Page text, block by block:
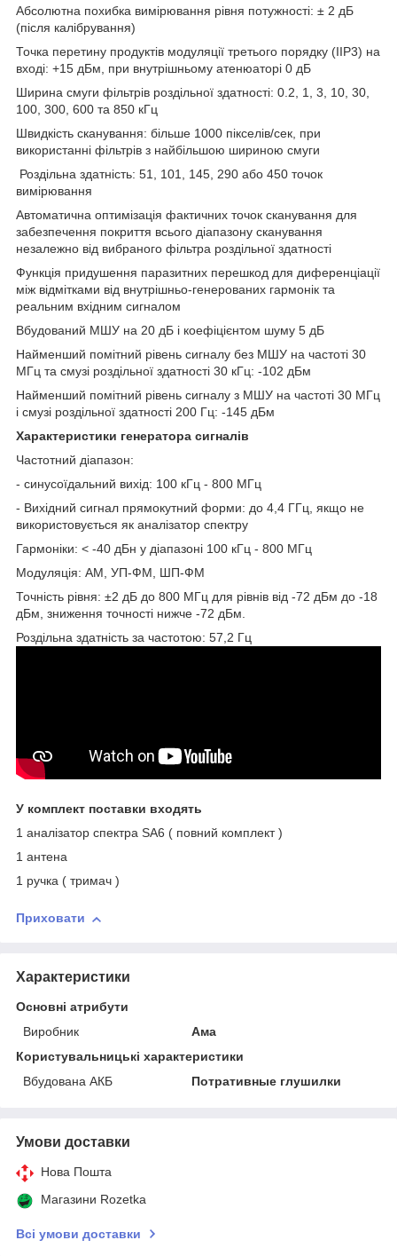
Абсолютна похибка вимірювання рівня потужності: ± 2 дБ
(після калібрування)
Точка перетину продуктів модуляції третього порядку (IIP3) на
вході: +15 дБм, при внутрішньому атенюаторі 0 дБ
Ширина смуги фільтрів роздільної здатності: 0.2, 1, 3, 10, 30,
100, 300, 600 та 850 кГц
Швидкість сканування: більше 1000 пікселів/сек, при
використанні фільтрів з найбільшою шириною смуги
Роздільна здатність: 51, 101, 145, 290 або 450 точок
вимірювання
Автоматична оптимізація фактичних точок сканування для
забезпечення покриття всього діапазону сканування
незалежно від вибраного фільтра роздільної здатності
Функція придушення паразитних перешкод для диференціації
між відмітками від внутрішньо-генерованих гармонік та
реальним вхідним сигналом
Вбудований МШУ на 20 дБ і коефіцієнтом шуму 5 дБ
Найменший помітний рівень сигналу без МШУ на частоті 30
МГц та смузі роздільної здатності 30 кГц: -102 дБм
Найменший помітний рівень сигналу з МШУ на частоті 30 МГц
і смузі роздільної здатності 200 Гц: -145 дБм
Характеристики генератора сигналів
Частотний діапазон:
- синусоїдальний вихід: 100 кГц - 800 МГц
- Вихідний сигнал прямокутний форми: до 4,4 ГГц, якщо не
використовується як аналізатор спектру
Гармоніки: < -40 дБн у діапазоні 100 кГц - 800 МГц
Модуляція: АМ, УП-ФМ, ШП-ФМ
Точність рівня: ±2 дБ до 800 МГц для рівнів від -72 дБм до -18
дБм, зниження точності нижче -72 дБм.
Роздільна здатність за частотою: 57,2 Гц
У комплект поставки входять
1 аналізатор спектра SA6 ( повний комплект )
1 антена
1 ручка ( тримач )
Приховати
Характеристики
Основні атрибути
Виробник
Ама
Користувальницькі характеристики
Вбудована АКБ
Потративные глушилки
Умови доставки
Нова Пошта
Магазини Rozetka
Всі умови доставки